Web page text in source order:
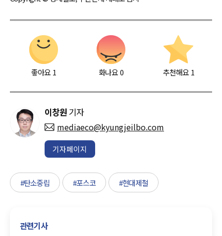
좋아요 1 화나요0 추천해요 1
이창원 기자
mediaeco@kyungjeilbo.com
기자페이지
#탄소중립 #포스코 #현대제철
관련기사